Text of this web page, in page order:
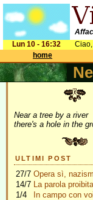
Lun 10 - 16:32
home
Near a tree by a river
there's a hole in the
ULTIMI POST
27/7 Opera sì,
14/7 La parola proibita
1/4
In campo con voi